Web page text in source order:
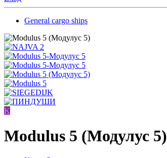
General cargo ships
K
Modulus 5 (Модулус 5)